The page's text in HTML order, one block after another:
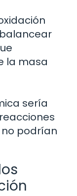
la masa
sería
podrían